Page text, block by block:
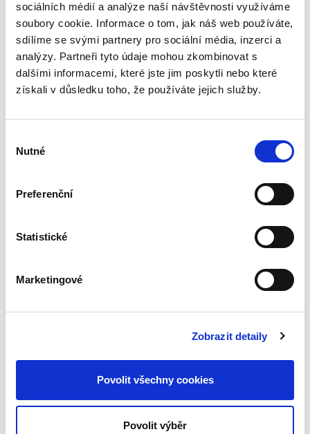
sociálních médií a analýze naší návštěvnosti využíváme
soubory cookie. Informace o tom, jak náš web používáte,
sdílíme se svými partnery pro sociální média, inzerci a
analýzy. Partneři tyto údaje mohou zkombinovat s
dalšími informacemi, které jste jim poskytli nebo které
získali v důsledku toho, že používáte jejich služby.
souhlasu
Nutné
Preferenční
Statistické
Marketingové
Zobrazit detaily
Povolit všechny cookies
Povolit výběr
Publikace pojednává o předpokladech vzniku
povinnosti nahradit újmu způsobenou zvířetem
podle § 2933 až 2935 ObčZ. Nejde ale pouze o
ryzí teorii, v knize čtenář nalezne srozumitelná
Mediace. Ohlédnutí
Jan Jaroš
české mediaci. Čtenář v ní nenalezne obvyklé
mediace, jejímu začlenění mezi alternativními
Nepominutelný
vydědění